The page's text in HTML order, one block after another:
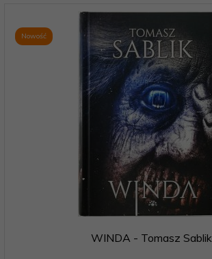
Nowość
WINDA - Tomasz Sablik